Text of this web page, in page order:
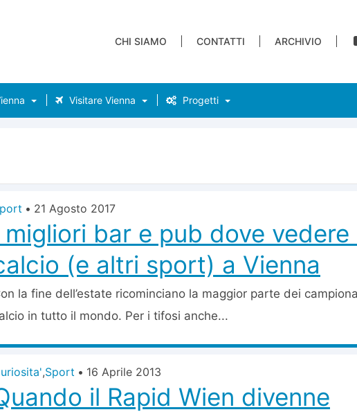
CHI SIAMO CONTATTI ARCHIVIO
Visitare Vienna Progetti
• 21 Agosto 2017
migliori bar e pub dove vedere
(e altri sport) a Vienna
la fine dell’estate ricominciano la maggior parte dei
in tutto il mondo. Per i tifosi anche...
,Sport • 16 Aprile 2013
il Rapid Wien divenne